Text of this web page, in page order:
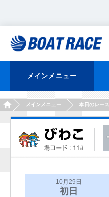
メインメニュー
HOMEメインメニュー 本日のレース
10月29日
初日